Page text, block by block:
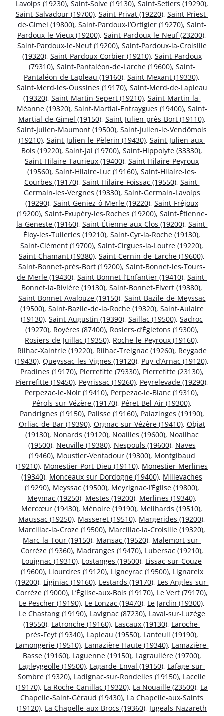
Lavolps (19230), Saint-Solve (19130), Saint-Setiers (19290),
Saint-Salvadour (19700), Saint-Privat (19220), Saint-Priest-
de-Gimel (19800), Saint-Pardoux-l’Ortigier (19270), Saint-
Pardoux-le-Vieux (19200), Saint-Pardoux-le-Neuf (23200),
Saint-Pardoux-le-Neuf (19200), Saint-Pardoux-la-Croisille
(19320), Saint-Pardoux-Corbier (19210), Saint-Pardoux
(79310), Saint-Pantaléon-de-Larche (19600), Saint-
Pantaléon-de-Lapleau (19160), Saint-Mexant (19330),
Saint-Merd-les-Oussines (19170), Saint-Merd-de-Lapleau
(19320), Saint-Martin-Sepert (19210), Saint-Martin-la-
Méanne (19320), Saint-Martial-Entraygues (19400), Saint-
Martial-de-Gimel (19150), Saint-Julien-près-Bort (19110),
Saint-Julien-Maumont (19500), Saint-Julien-le-Vendômois
(19210), Saint-Julien-le-Pèlerin (19430), Saint-Julien-aux-
Bois (19220), Saint-Jal (19700), Saint-Hippolyte (33330),
Saint-Hilaire-Taurieux (19400), Saint-Hilaire-Peyroux
(19560), Saint-Hilaire-Luc (19160), Saint-Hilaire-les-
Courbes (19170), Saint-Hilaire-Foissac (19550), Saint-
Germain-les-Vergnes (19330), Saint-Germain-Lavolps
(19290), Saint-Geniez-ô-Merle (19220), Saint-Fréjoux
(19200), Saint-Exupéry-les-Roches (19200), Saint-Étienne-
la-Geneste (19160), Saint-Étienne-aux-Clos (19200), Saint-
Éloy-les-Tuileries (19210), Saint-Cyr-la-Roche (19130),
Saint-Clément (19700), Saint-Cirgues-la-Loutre (19220),
Saint-Chamant (19380), Saint-Cernin-de-Larche (19600),
Saint-Bonnet-près-Bort (19200), Saint-Bonnet-les-Tours-
de-Merle (19430), Saint-Bonnet-l’Enfantier (19410), Saint-
Bonnet-la-Rivière (19130), Saint-Bonnet-Elvert (19380),
Saint-Bonnet-Avalouze (19150), Saint-Bazile-de-Meyssac
(19500), Saint-Bazile-de-la-Roche (19320), Saint-Aulaire
(19130), Saint-Augustin (19390), Saillac (19500), Sadroc
(19270), Royères (87400), Rosiers-d’Égletons (19300),
Rosiers-de-Juillac (19350), Roche-le-Peyroux (19160),
Rilhac-Xaintrie (19220), Rilhac-Treignac (19260), Reygade
(19430), Queyssac-les-Vignes (19120), Puy-d’Arnac (19120),
Pradines (19170), Pierrefitte (79330), Pierrefitte (23130),
Pierrefitte (19450), Peyrissac (19260), Peyrelevade (19290),
Perpezac-le-Noir (19410), Perpezac-le-Blanc (19310),
Pérols-sur-Vézère (19170), Péret-Bel-Air (19300),
Pandrignes (19150), Palisse (19160), Palazinges (19190),
Orliac-de-Bar (19390), Orgnac-sur-Vézère (19410), Objat
(19130), Nonards (19120), Noailles (19600), Noailhac
(19500), Neuville (19380), Nespouls (19600), Naves
(19460), Moustier-Ventadour (19300), Montgibaud
(19210), Monestier-Port-Dieu (19110), Monestier-Merlines
(19340), Monceaux-sur-Dordogne (19400), Millevaches
(19290), Meyssac (19500), Meyrignac-l’Église (19800),
Meymac (19250), Mestes (19200), Merlines (19340),
Mercœur (19430), Ménoire (19190), Meilhards (19510),
Maussac (19250), Masseret (19510), Margerides (19200),
Marcillac-la-Croze (19500), Marcillac-la-Croisille (19320),
Marc-la-Tour (19150), Mansac (19520), Malemort-sur-
Corrèze (19360), Madranges (19470), Lubersac (19210),
Louignac (19310), Lostanges (19500), Lissac-sur-Couze
(19600), Liourdres (19120), Ligneyrac (19500), Lignareix
(19200), Liginiac (19160), Lestards (19170), Les Angles-sur-
Corrèze (19000), L’Église-aux-Bois (19170), Le Vert (79170),
Le Pescher (19190), Le Lonzac (19470), Le Jardin (19300),
Le Chastang (19190), Lavignac (87230), Laval-sur-Luzège
(19550), Latronche (19160), Lascaux (19130), Laroche-
près-Feyt (19340), Lapleau (19550), Lanteuil (19190),
Lamongerie (19510), Lamazière-Haute (19340), Lamazière-
Basse (19160), Laguenne (19150), Lagraulière (19700),
Lagleygeolle (19500), Lagarde-Enval (19150), Lafage-sur-
Sombre (19320), Ladignac-sur-Rondelles (19150), Lacelle
(19170), La Roche-Canillac (19320), La Nouaille (23500), La
Chapelle-Saint-Géraud (19430), La Chapelle-aux-Saints
(19120), La Chapelle-aux-Brocs (19360), Jugeals-Nazareth